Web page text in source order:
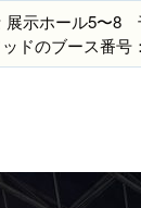
展示ホール5〜8
ドのブース番号